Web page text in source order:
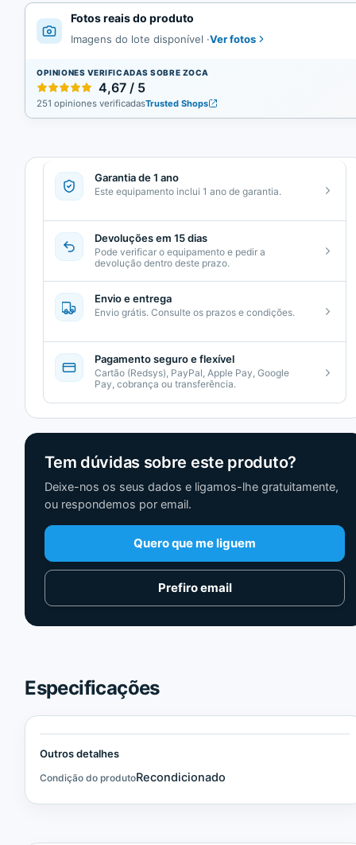
Fotos reais do produto
Imagens do lote disponível ·Ver fotos
OPINIONES VERIFICADAS SOBRE ZOCA
4,67 / 5
251 opiniones verificadasTrusted Shops
Garantia de 1 ano
Este equipamento inclui 1 ano de garantia.
Devoluções em 15 dias
Pode verificar o equipamento e pedir a
devolução dentro deste prazo.
Envio e entrega
Envio grátis. Consulte os prazos e condições.
Pagamento seguro e flexível
Cartão (Redsys), PayPal, Apple Pay, Google
Pay, cobrança ou transferência.
Tem dúvidas sobre este produto?
Deixe-nos os seus dados e ligamos-lhe gratuitamente,
ou respondemos por email.
Quero que me liguem
Prefiro email
Especificações
Outros detalhes
Condição do produtoRecondicionado